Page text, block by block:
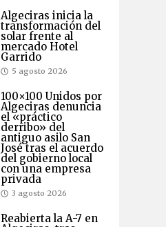
Algeciras inicia la
transformación del
solar frente al
mercado Hotel
Garrido
5 agosto 2026
100×100 Unidos por
Algeciras denuncia
el «práctico
derribo» del
antiguo asilo San
José tras el acuerdo
del gobierno local
con una empresa
privada
3 agosto 2026
Reabierta la A-7 en